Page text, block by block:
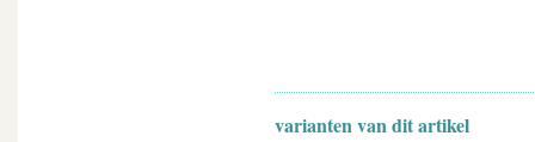
varianten van dit artikel